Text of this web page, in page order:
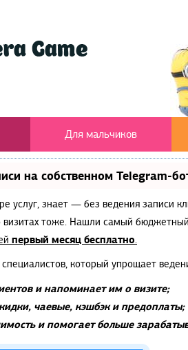
Для мальчиков
на собственном Telegram-
услуг, знает — без ведения записи
визитах тоже. Нашли самый
первый месяц бесплатно.
который упрощает
и напоминает им о визите;
чаевые, кэшбэк и предоплаты;
и помогает больше